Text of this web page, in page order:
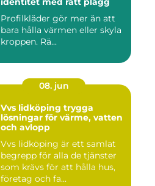
Profilkläder gör mer än att
bara hålla värmen eller skyla
kroppen. Rä...
08. jun
Vvs lidköping trygga
lösningar för värme, vatten
och avlopp
Vvs lidköping är ett samlat
begrepp för alla de tjänster
som krävs för att hålla hus,
företag och fa...